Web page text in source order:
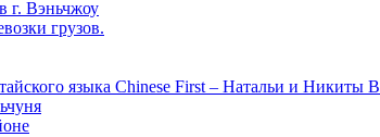
г. Вэньчжоу
грузов.
языка Chinese First – Натальи и Никиты